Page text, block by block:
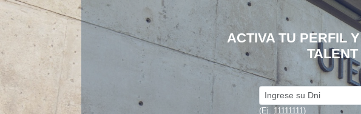
ACTIVA TU PERFIL
(Ej. 11111111)